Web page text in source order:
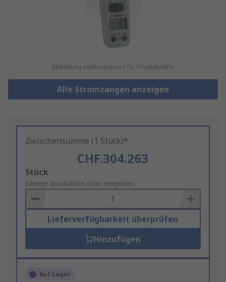
Abbildung stellvertretend für Produktreihe
Alle Stromzangen anzeigen
Zwischensumme (1 Stück)*
CHF.304.263
Add
to
Basket
Stück
Menge auswählen oder eingeben
Lieferverfügbarkeit überprüfen
Hinzufügen
Auf Lager